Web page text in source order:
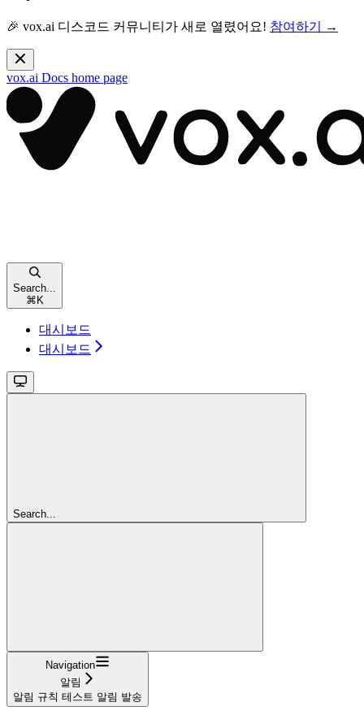
🎉 vox.ai 디스코드 커뮤니티가 새로 열렸어요! 참여하기 →
vox.ai Docs home page
Search...
⌘ K
대시보드
대시보드
Search...
Navigation
알림
알림 규칙 테스트 알림 발송